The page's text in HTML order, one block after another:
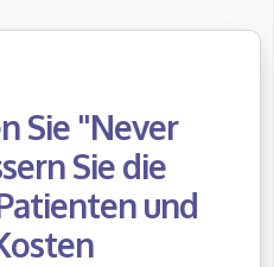
Sie "Never
Sie die
und